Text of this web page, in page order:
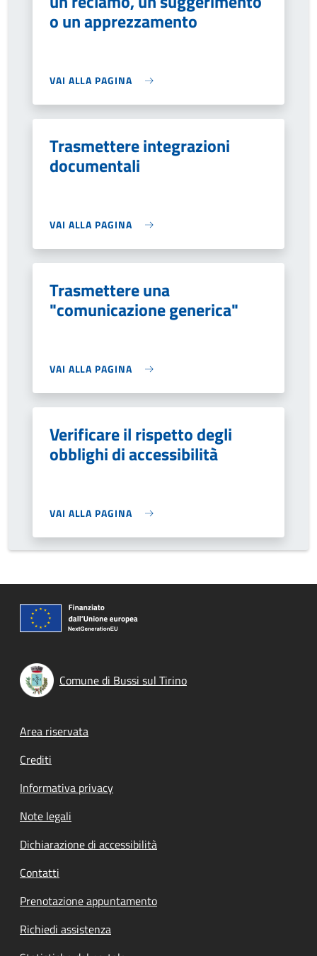
o un apprezzamento
VAI ALLA PAGINA
Trasmettere integrazioni
documentali
VAI ALLA PAGINA
Trasmettere una
"comunicazione generica"
VAI ALLA PAGINA
Verificare il rispetto degli
obblighi di accessibilità
VAI ALLA PAGINA
Comune di Bussi sul Tirino
Footer menu
Area riservata
Crediti
Informativa privacy
Note legali
Dichiarazione di accessibilità
Contatti
Prenotazione appuntamento
Richiedi assistenza